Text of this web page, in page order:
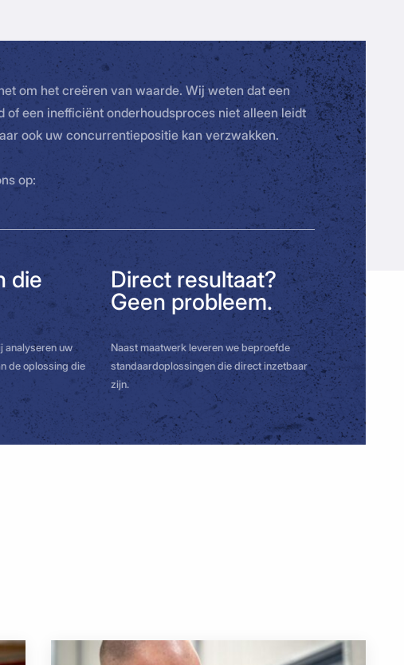
om het creëren van waarde. Wij weten dat een
of een inefficiënt onderhoudsproces niet alleen leidt
ook uw concurrentiepositie kan verzwakken.
op:
die
analyseren uw
de oplossing die
Direct resultaat?
Geen probleem.
Naast maatwerk leveren we beproefde
standaardoplossingen die direct inzetbaar
zijn.